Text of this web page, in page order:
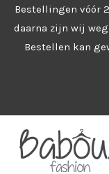
naar
Bestellingen vóór
daarna zijn wij
Bestellen kan